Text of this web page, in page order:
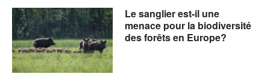
Le sanglier est-il une
menace pour la biodiversité
des forêts en Europe?